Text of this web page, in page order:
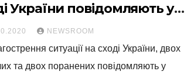
України повідомляють у
ООС
NEWSROOM
ситуації на сході України, двох
та двох поранених повідомляють у